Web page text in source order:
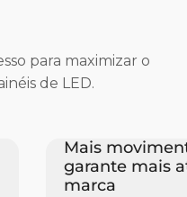
para maximizar o
de LED.
Mais
garante mais
marca